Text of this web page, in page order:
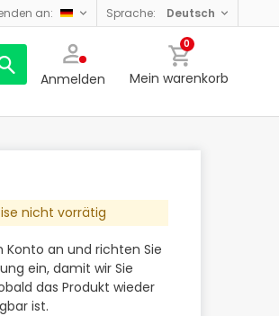
an: sprache: deutsch
Anmelden
0
Mein warenkorb
nicht vorrätig
Konto an und richten Sie
ein, damit wir Sie
das Produkt wieder
ist.